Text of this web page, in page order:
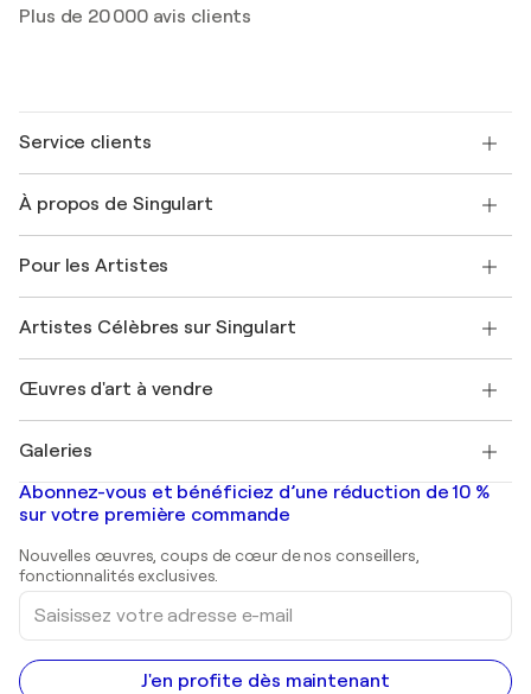
Plus de 20 000 avis clients
Service clients
Expédition
Offrir une carte cadeau
Rejoignez notre programme commercial
Mon compte
+33 1 76 44 06 42
À propos de Singulart
FAQ
Magazine Singulart
Emplois
Découvrez une sélection d'art original
Pour les Artistes
Se connecter en tant qu'Artiste
Artistes Célèbres sur Singulart
Marc Chagall
Banksy
Mr. Brainwash
Shepard Fairey
Œuvres d'art à vendre
Tableaux abstraits à vendre
Peintures de paysage
Estampes
Peintures acryliques
Galeries
Galeries d'art en France
Galeries d'art en Belgique
Abonnez-vous et bénéficiez d’une réduction de 10 %
sur votre première commande
Nouvelles œuvres, coups de cœur de nos conseillers,
fonctionnalités exclusives.
Saisissez
votre
adresse
e-
mail
J'en profite dès maintenant